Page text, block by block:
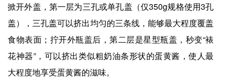
掀开外盖，第一层为三孔或单孔盖（仅350g规格使用3孔
盖），三孔盖可以挤出均匀的三条线，能够最大程度覆盖
食物表面；拧开外瓶盖后，第二层是星型瓶盖，秒变“裱
花神器”，可以挤出类似粗奶油条形状的蛋黄酱，使人最
大程度地享受蛋黄酱的滋味。